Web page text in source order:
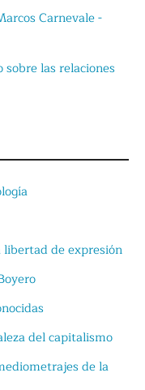
Carnevale -
las relaciones
de expresión
del capitalismo
de la